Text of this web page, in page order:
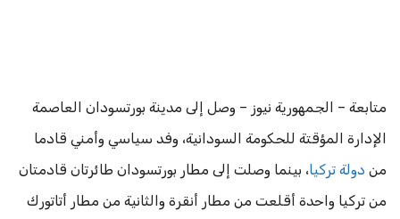
متابعة – الجمهورية نيوز – وصل إلى مدينة بورتسودان العاصمة
الإدارة المؤقتة للحكومة السودانية، وفد سياسي وأمني قادما
من دولة تركيا، بينما وصلت إلى مطار بورتسودان طائرتان قادمتان
من تركيا واحدة أقلعت من مطار أنقرة والثانية من مطار أتاتورك